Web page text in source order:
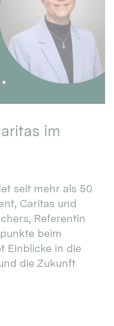
im
seit mehr als 50
Caritas und
Referentin
beim
Einblicke in die
die Zukunft